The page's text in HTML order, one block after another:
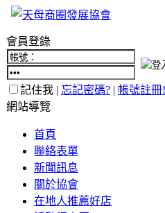
會員登錄
記住我 | 忘記密碼? | 帳號註冊!
網站導覽
首頁
聯絡表單
新聞訊息
關於協會
在地人推薦好店